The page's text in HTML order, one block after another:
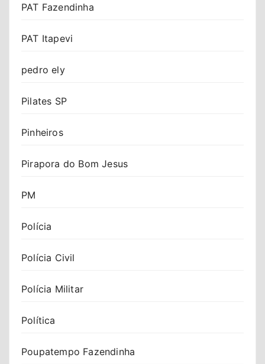
PAT Fazendinha
PAT Itapevi
pedro ely
Pilates SP
Pinheiros
Pirapora do Bom Jesus
PM
Polícia
Polícia Civil
Polícia Militar
Política
Poupatempo Fazendinha